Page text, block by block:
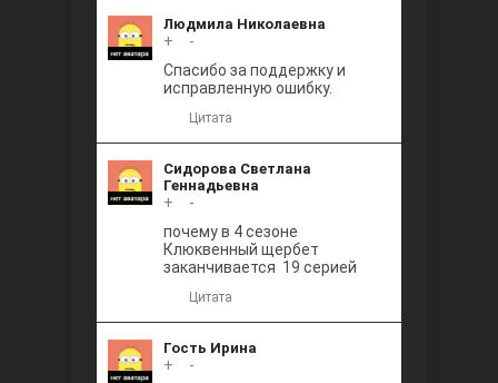
Между
Ветреный
Людмила Николаевна
+
-
Спасибо за поддержку и
исправленную ошибку.
Цитата
Сидорова Светлана
Геннадьевна
+
-
почему в 4 сезоне
Клюквенный щербет
заканчивается 19 серией
Цитата
Гость Ирина
+
-